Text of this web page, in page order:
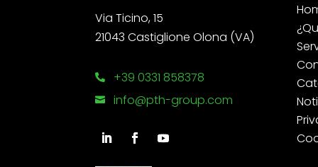
Via Ticino, 15
21043 Castiglione Olona (VA)
 +39 0331 858378
 info@pth-group.com